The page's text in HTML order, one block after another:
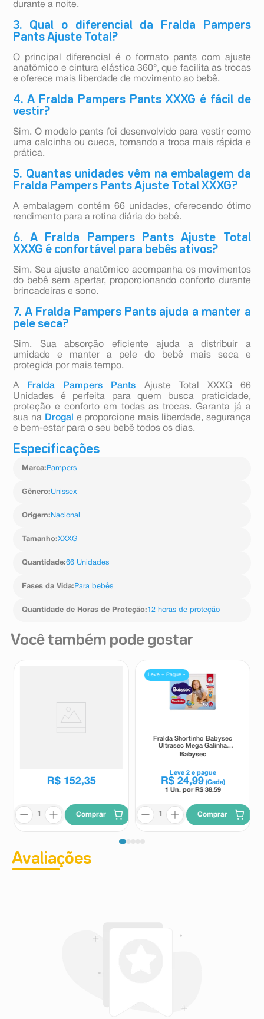
durante a noite.
3. Qual o diferencial da Fralda Pampers
Pants Ajuste Total?
O principal diferencial é o formato pants com ajuste
anatômico e cintura elástica 360°, que facilita as trocas
e oferece mais liberdade de movimento ao bebê.
4. A Fralda Pampers Pants XXXG é fácil de
vestir?
Sim. O modelo pants foi desenvolvido para vestir como
uma calcinha ou cueca, tornando a troca mais rápida e
prática.
5. Quantas unidades vêm na embalagem da
Fralda Pampers Pants Ajuste Total XXXG?
A embalagem contém 66 unidades, oferecendo ótimo
rendimento para a rotina diária do bebê.
6. A Fralda Pampers Pants Ajuste Total
XXXG é confortável para bebês ativos?
Sim. Seu ajuste anatômico acompanha os movimentos
do bebê sem apertar, proporcionando conforto durante
brincadeiras e sono.
7. A Fralda Pampers Pants ajuda a manter a
pele seca?
Sim. Sua absorção eficiente ajuda a distribuir a
umidade e manter a pele do bebê mais seca e
protegida por mais tempo.
A Fralda Pampers Pants Ajuste Total XXXG 66
Unidades é perfeita para quem busca praticidade,
proteção e conforto em todas as trocas. Garanta já a
sua na Drogal
e proporcione mais liberdade, segurança
e bem-estar para o seu bebê todos os dias.
Especificações
Marca: Pampers
Gênero:Unissex
Origem: Nacional
Tamanho:XXXG
Quantidade:66 Unidades
Fases da Vida: Para bebês
Quantidade de Horas de Proteção:12 horas de proteção
Você também pode gostar
R$ 152,35
Comprar
Leve + Pague -
Fralda Shortinho Babysec
Ultrasec Mega Galinha
Pintadinha G 22 Unidades
Babysec
Leve 2e pague
R$ 24,99 (Cada)
1 Un. por R$ 38.59
Comprar
Avaliações